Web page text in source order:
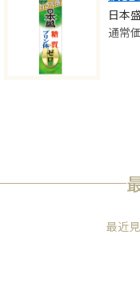
日本
最近